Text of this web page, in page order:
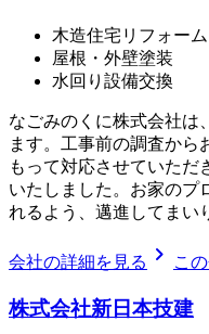
木造住宅リフォーム
屋根・外壁塗装
水回り設備交換
なごみのくに株式会社は
ます。工事前の調査から
もって対応させていただ
いたしました。お家のプ
れるよう、邁進してまい
会社の詳細を見る chevron_right こ
株式会社新日本技建